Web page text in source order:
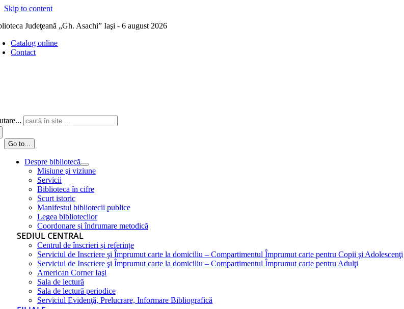
Skip to content
Judeţeană „Gh. Asachi” Iaşi - 6 august 2026
Catalog online
Contact
Go to...
Despre bibliotecă
Misiune şi viziune
Servicii
Biblioteca în cifre
Scurt istoric
Manifestul bibliotecii publice
Legea bibliotecilor
Coordonare și îndrumare metodică
SEDIUL CENTRAL
Centrul de înscrieri și referințe
Serviciul de Inscriere şi Împrumut carte la domiciliu – Compartimentul Împrumut carte pentru Copii şi Adolescenţi
Serviciul de Inscriere şi Împrumut carte la domiciliu – Compartimentul Împrumut carte pentru Adulţi
American Corner Iaşi
Sala de lectură
Sala de lectură periodice
Serviciul Evidenţă, Prelucrare, Informare Bibliografică